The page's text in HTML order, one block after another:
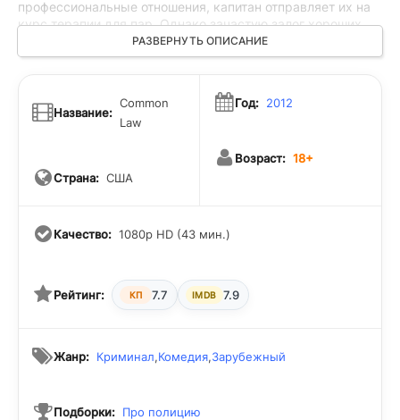
профессиональные отношения, капитан отправляет их на
курс терапии для пар. Однако зачастую залог хороших
отношений не в любви к одним и тем же вещам – вы
просто должны ненавидеть одно и тоже.
РАЗВЕРНУТЬ ОПИСАНИЕ
Название:
Common
Law
Страна: США
Год: 2012
Возраст: 18+
Качество: 1080p HD (43 мин.)
Рейтинг: КП 7.7 IMDB 7.9
Жанр: Криминал,Комедия,Зарубежный
Подборки: Про полицию